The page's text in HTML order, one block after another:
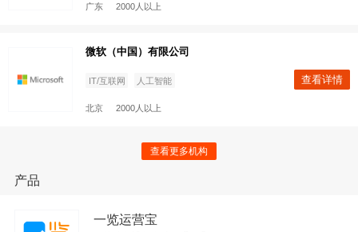
500-1000人
查看更多机构
产品
一览运营宝